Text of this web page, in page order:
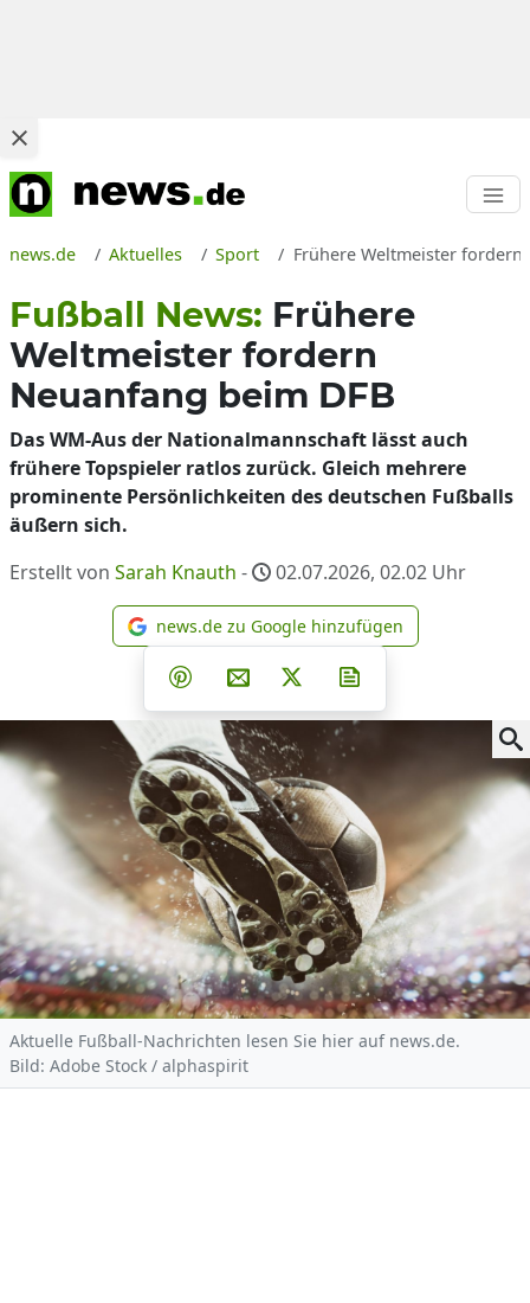
news.de Aktuelles Sport Frühere Weltmeister fordern
Fußball News: Frühere
Weltmeister fordern
Neuanfang beim DFB
Das WM-Aus der Nationalmannschaft lässt auch
frühere Topspieler ratlos zurück. Gleich mehrere
prominente Persönlichkeiten des deutschen Fußballs
äußern sich.
Erstellt von Sarah Knauth - 02.07.2026, 02.02 Uhr
news.de zu Google
news.de zu Google hinzufügen
Teilen auf Facebook
Teilen auf Whatsapp
Teilen auf Telegram
Teilen auf Pinterest
Per E-Mail teilen
Post auf X
Aktuelle Fußball-Nachrichten lesen Sie hier auf news.de.
Bild: Adobe Stock / alphaspirit